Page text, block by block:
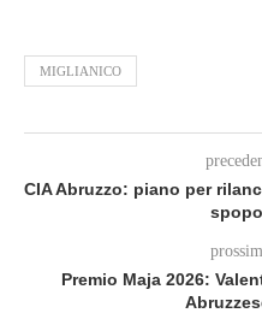
MIGLIANICO
CIA Abruzzo: piano per
Premio Maja 2026: